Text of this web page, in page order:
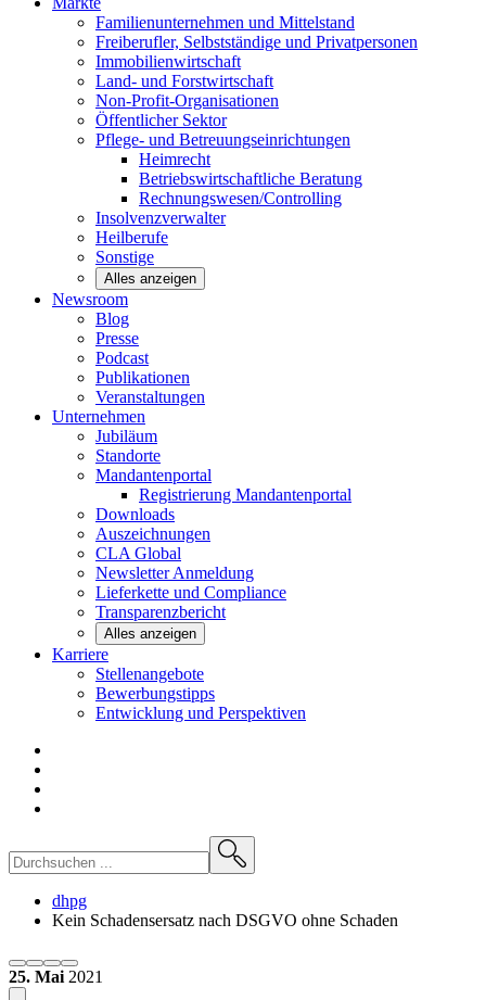
Familienunternehmen und Mittelstand
Freiberufler, Selbstständige und Privatpersonen
Immobilienwirtschaft
Land- und Forstwirtschaft
Non-Profit-Organisationen
Öffentlicher Sektor
Pflege- und Betreuungseinrichtungen
Heimrecht
Betriebswirtschaftliche Beratung
Rechnungswesen/Controlling
Insolvenzverwalter
Heilberufe
Sonstige
Alles anzeigen
Newsroom
Blog
Presse
Podcast
Publikationen
Veranstaltungen
Unternehmen
Jubiläum
Standorte
Mandantenportal
Registrierung Mandantenportal
Downloads
Auszeichnungen
CLA Global
NewsletterAnmeldung
Lieferkette und Compliance
Transparenzbericht
Alles anzeigen
Karriere
Stellenangebote
Bewerbungstipps
Entwicklung und Perspektiven
dhpg
Kein Schadensersatz nach DSGVO ohne Schaden
25. Mai 2021